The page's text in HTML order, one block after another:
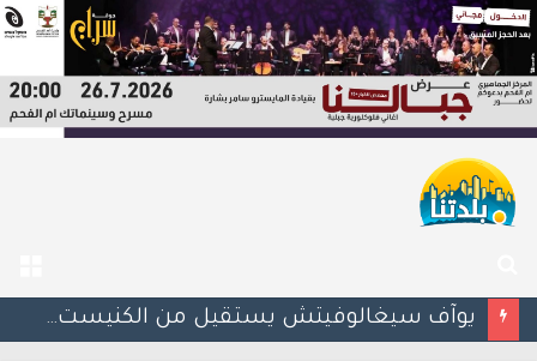
عن
يوآف سيغالوفيتش يستقيل من الكنيست ويغادر “يش عتيد”.. وترقب لوجهته السياسية المقبلة